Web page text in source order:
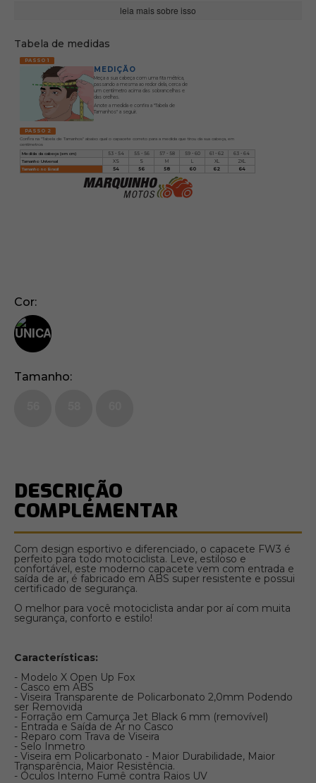
leia mais sobre isso
Tabela de medidas
PASSO 1
MEDIÇÃO
Meça a sua cabeça com uma fita métrica,
passando a mesma ao redor dela, cerca de
um centímetro acima das sobrancelhas e
das orelhas.
Anote a medida e confira a "Tabela de
Tamanhos" a seguir.
PASSO 2
Confira na "Tabela de Tamanhos" abaixo qual o capacete correto para a medida que tirou da sua cabeça, em
centímetros
Medida da cabeça (em cm)
53 - 54 55 - 56 57 - 58 59 - 60 61 - 62
63 - 64
Tamanho Universal
XS S M L XL
2XL
Tamanho no Brasil
54 56 58 60 62 64
Cor
Tamanho
DESCRIÇÃO
COMPLEMENTAR
Com design esportivo e diferenciado, o capacete FW3 é
perfeito para todo motociclista. Leve, estiloso e
confortável, este moderno capacete vem com entrada e
saída de ar, é fabricado em ABS super resistente e possui
certificado de segurança.
O melhor para você motociclista andar por aí com muita
segurança, conforto e estilo!
Características:
- Modelo X Open Up Fox
- Casco em ABS
- Viseira Transparente de Policarbonato 2,0mm Podendo
ser Removida
- Forração em Camurça Jet Black 6 mm (removível)
- Entrada e Saída de Ar no Casco
- Reparo com Trava de Viseira
- Selo Inmetro
- Viseira em Policarbonato - Maior Durabilidade, Maior
Transparência, Maior Resistência.
- Óculos Interno Fumê contra Raios UV